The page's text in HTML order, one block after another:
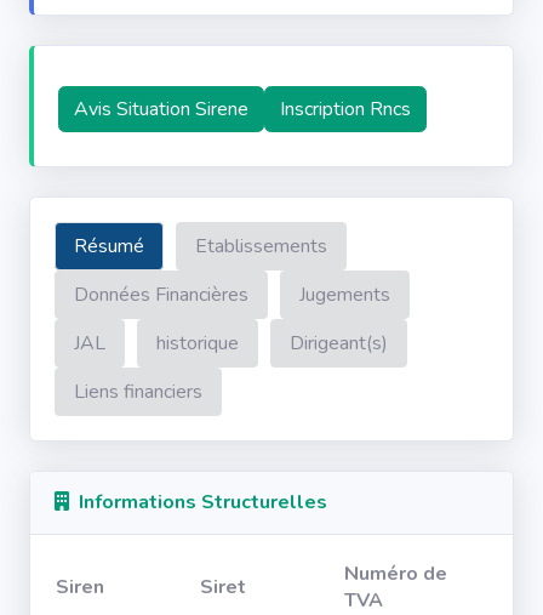
Avis Situation Sirene Inscription Rncs
Résumé
Etablissements
Données Financières
Jugements
JAL
historique
Dirigeant(s)
Liens financiers
Informations Structurelles
Siren Siret
Numéro de
TVA